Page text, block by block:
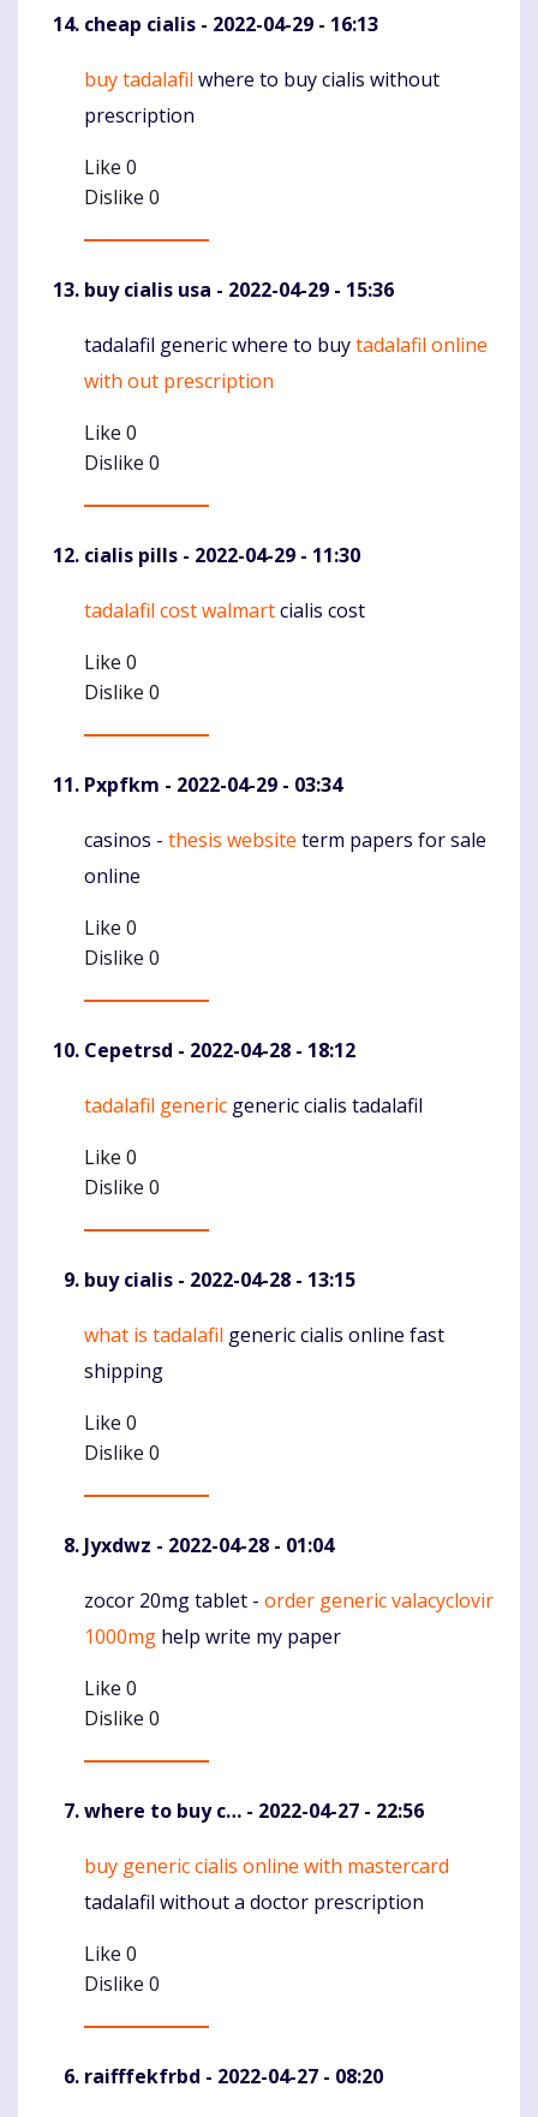
cheap cialis - 2022-04-29 - 16:13
Komentaras
buy tadalafil where to buy cialis without
prescription
Like 0
Dislike 0
buy cialis usa - 2022-04-29 - 15:36
Komentaras
tadalafil generic where to buytadalafil online
with out prescription
Like 0
Dislike 0
cialis pills - 2022-04-29 - 11:30
Komentaras
tadalafil cost walmartcialis cost
Like 0
Dislike 0
Pxpfkm - 2022-04-29 - 03:34
Komentaras
casinos - thesis website term papers for sale
online
Like 0
Dislike 0
Cepetrsd - 2022-04-28 - 18:12
Komentaras
tadalafil generic generic cialis tadalafil
Like 0
Dislike 0
buy cialis - 2022-04-28 - 13:15
Komentaras
what is tadalafil generic cialis online fast
shipping
Like 0
Dislike 0
Jyxdwz - 2022-04-28 - 01:04
Komentaras
zocor 20mg tablet - order generic valacyclovir
1000mg help write my paper
Like 0
Dislike 0
where to buy c… - 2022-04-27 - 22:56
Komentaras
buy generic cialis online with mastercard
tadalafil without a doctor prescription
Like 0
Dislike 0
raifffekfrbd - 2022-04-27 - 08:20